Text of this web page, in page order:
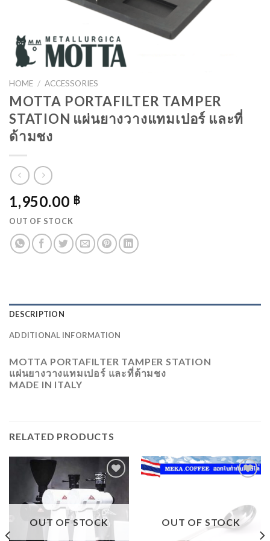
HOME / ACCESSORIES
MOTTA PORTAFILTER TAMPER
STATION แผ่นยางวางแทมเปอร์ และที่
ด้ามชง
1,950.00 ฿
OUT OF STOCK
DESCRIPTION
ADDITIONAL INFORMATION
MOTTA PORTAFILTER TAMPER STATION
แผ่นยางวางแทมเปอร์ และที่ด้ามชง
MADE IN ITALY
RELATED PRODUCTS
ADD
TO
WISHLIST
OUT OF STOCK
TO
WISHLIST
OUT OF STOCK